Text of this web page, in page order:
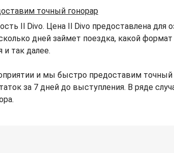
точный гонорар
Il Divo. Цена Il Divo предоставлена для
дней займет поездка, какой
и так далее.
и мы быстро предоставим точный
за 7 дней до выступления. В ряде